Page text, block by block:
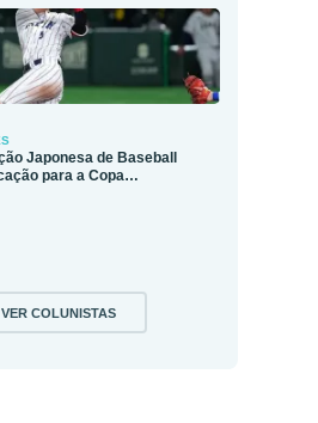
Japonesa de Baseball
para a Copa…
VER COLUNISTAS